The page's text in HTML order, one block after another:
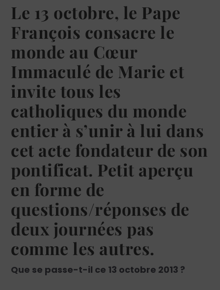
Le 13 octobre, le Pape
François consacre le
monde au Cœur
Immaculé de Marie et
invite tous les
catholiques du monde
entier à s’unir à lui dans
cet acte fondateur de son
pontificat. Petit aperçu
en forme de
questions/réponses de
deux journées pas
comme les autres.
Que se passe-t-il ce 13 octobre 2013 ?